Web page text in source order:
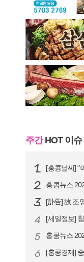
주간HOT 이슈
[홍콩날씨] "이웃
홍콩뉴스
[訃告] 故 조
4 [세일정보] 침사
5 홍콩뉴스
6 [홍콩경제] 중국